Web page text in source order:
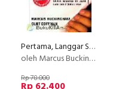
Pertama, Langgar Semua Aturan
oleh Marcus Buckingham & Curt Coffman
Rp 78.000